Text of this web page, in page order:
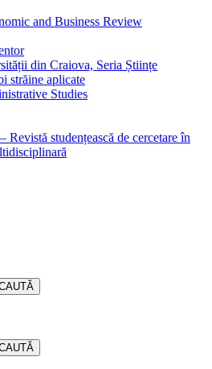
and Business Review
din Craiova, Seria Științe
străine aplicate
Studies
Revistă studențească de cercetare în